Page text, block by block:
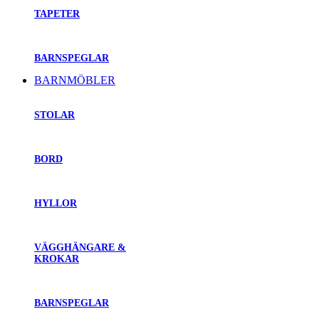
TAPETER
BARNSPEGLAR
BARNMÖBLER
STOLAR
BORD
HYLLOR
VÄGGHÄNGARE &
KROKAR
BARNSPEGLAR